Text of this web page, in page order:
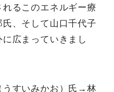
るこのエネルギー療
、そして山口千代子
広まっていきまし
うすいみかお）氏→林